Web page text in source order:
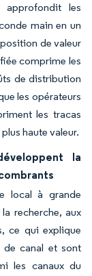
approfondit les
main en un
de valeur
comprime les
de distribution
les opérateurs
les tracas
haute valeur.
la
local à grande
recherche, aux
ce qui explique
de canal et sont
les canaux du